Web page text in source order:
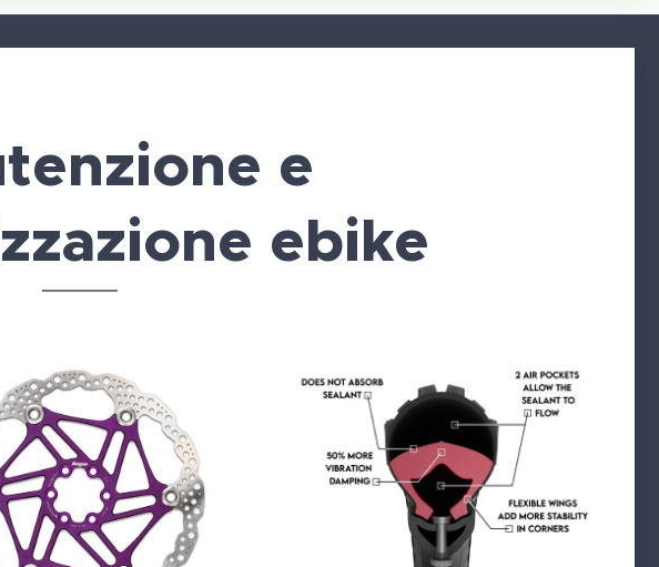
e
ebike